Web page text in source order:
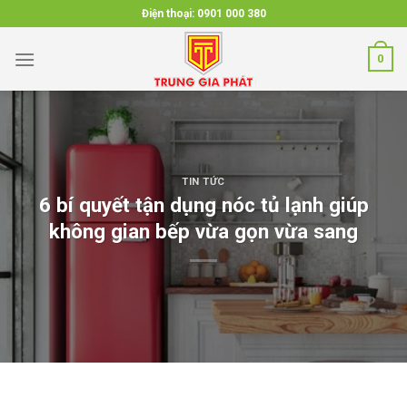
to
content
Điện thoại: 0901 000 380
0
TIN TỨC
6 bí quyết tận dụng nóc tủ lạnh giúp
không gian bếp vừa gọn vừa sang